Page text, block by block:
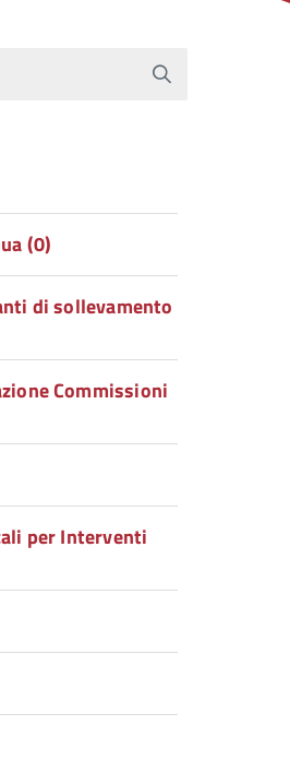
(0)
di sollevamento
Commissioni
per Interventi